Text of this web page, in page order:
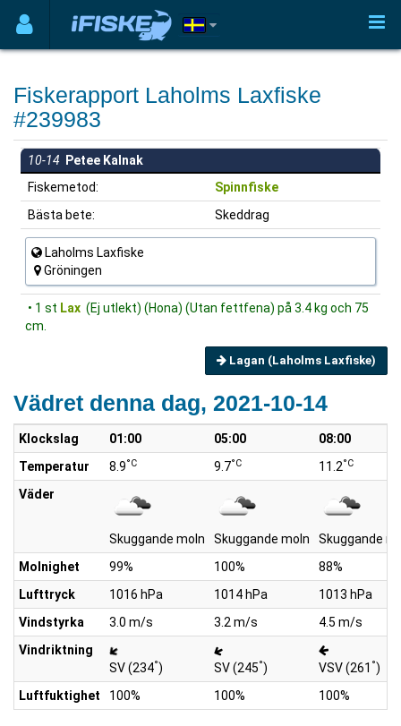
Fiskerapport Laholms Laxfiske
#239983
10-14 Petee Kalnak
Fiskemetod:
Spinnfiske
Bästa bete:
Skeddrag
Laholms Laxfiske
Gröningen
• 1 st Lax (Ej utlekt) (Hona) (Utan fettfena) på 3.4 kg och 75
cm.
Lagan (Laholms Laxfiske)
Vädret denna dag, 2021-10-14
Klockslag 01:00 05:00
08:00
Temperatur
8.9°C 9.7°C 11.2°C
Väder
Skuggande moln Skuggande moln
Skuggande
Molnighet
99% 100%
88%
Lufttryck
1016 hPa 1014 hPa
1013 hPa
Vindstyrka
3.0 m/s 3.2 m/s
4.5 m/s
Vindriktning
SV (234°) SV (245°) VSV (261 °)
Luftfuktighet
100% 100% 100%